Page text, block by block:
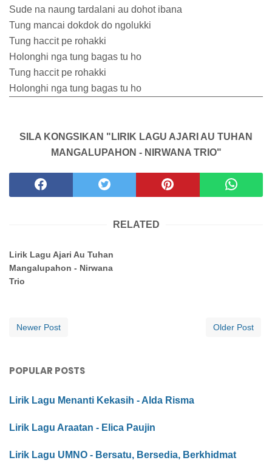
Sude na naung tardalani au dohot ibana
Tung mancai dokdok do ngolukki
Tung haccit pe rohakki
Holonghi nga tung bagas tu ho
Tung haccit pe rohakki
Holonghi nga tung bagas tu ho
SILA KONGSIKAN "LIRIK LAGU AJARI AU TUHAN
MANGALUPAHON - NIRWANA TRIO"
RELATED
Lirik Lagu Ajari Au Tuhan
Mangalupahon - Nirwana
Trio
Newer Post Older Post
POPULAR POSTS
Lirik Lagu Menanti Kekasih - Alda Risma
Lirik Lagu Araatan - Elica Paujin
Lirik Lagu UMNO - Bersatu, Bersedia, Berkhidmat